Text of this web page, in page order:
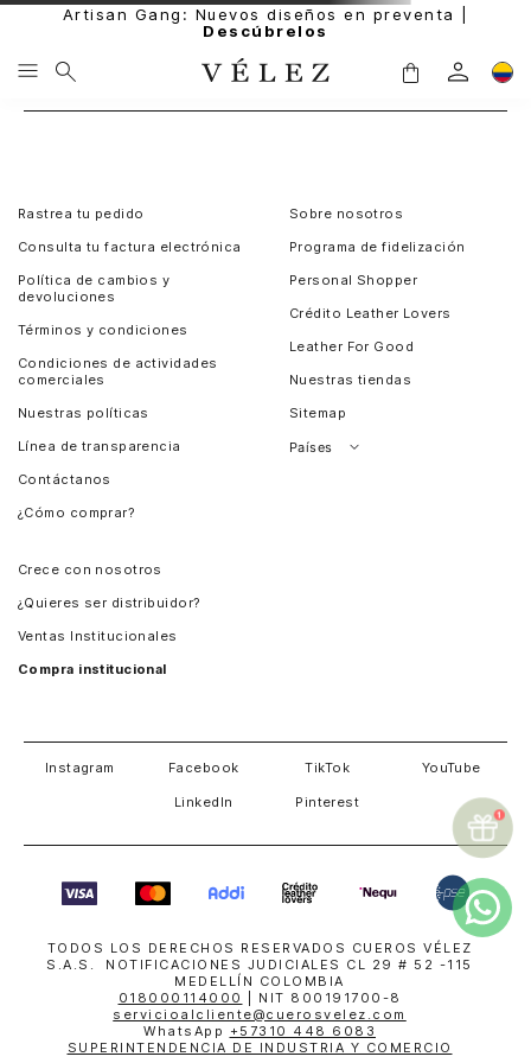
Artisan Gang: Nuevos diseños en preventa |
Descúbrelos
Rastrea tu pedido
Consulta tu factura electrónica
Política de cambios y
devoluciones
Términos y condiciones
Condiciones de actividades
comerciales
Nuestras políticas
Línea de transparencia
Contáctanos
¿Cómo comprar?
Sobre nosotros
Programa de fidelización
Personal Shopper
Crédito Leather Lovers
Leather For Good
Nuestras tiendas
Sitemap
Países
Crece con nosotros
¿Quieres ser distribuidor?
Ventas Institucionales
Compra institucional
Instagram Facebook TikTok YouTube
LinkedIn Pinterest
TODOS LOS DERECHOS RESERVADOS CUEROS VÉLEZ
S.A.S. NOTIFICACIONES JUDICIALES CL 29 # 52 -115
MEDELLÍN COLOMBIA
018000114000
| NIT 800191700-8
servicioalcliente@cuerosvelez.com
WhatsApp +57310 448 6083
SUPERINTENDENCIA DE INDUSTRIA Y COMERCIO